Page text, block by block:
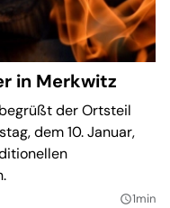
in Merkwitz
der Ortsteil
dem 10. Januar,
query_builder1min